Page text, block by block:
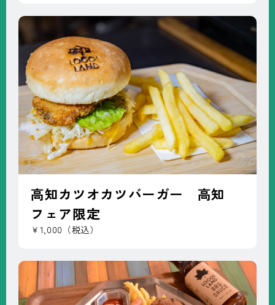
高知カツオカツバーガー 高知
フェア限定
￥1,000（税込）